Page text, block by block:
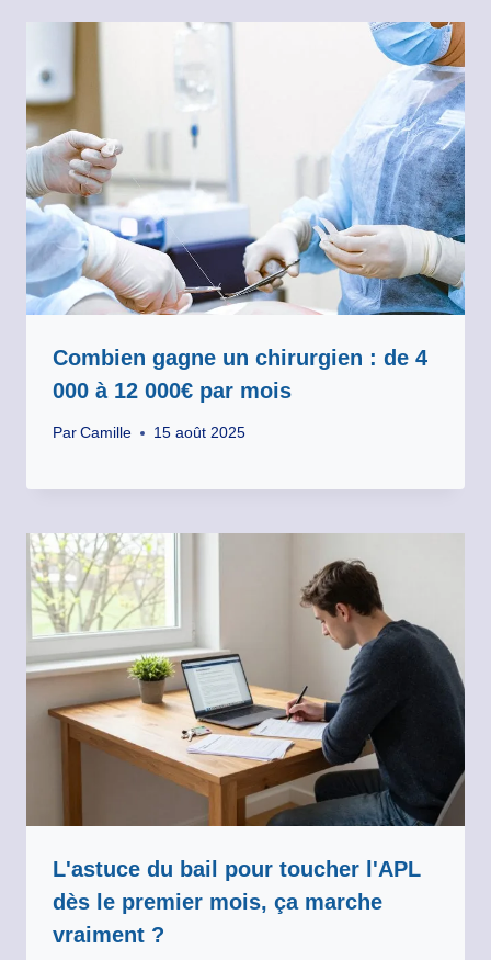
Combien gagne un chirurgien : de 4
000 à 12 000€ par mois
Par Camille 15 août 2025
L'astuce du bail pour toucher l'APL
dès le premier mois, ça marche
vraiment ?